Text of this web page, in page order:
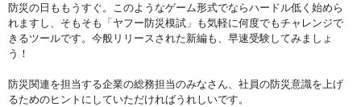
防災の日ももうすぐ。このようなゲーム形式でならハードル低く始めら
れますし、そもそも「ヤフー防災模試」も気軽に何度でもチャレンジで
きるツールです。今般リリースされた新編も、早速受験してみましょ
う！
防災関連を担当する企業の総務担当のみなさん、社員の防災意識を上げ
るためのヒントにしていただければうれしいです。